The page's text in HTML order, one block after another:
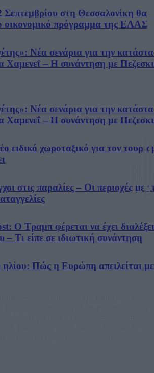
Σεπτεμβρίου στη Θεσσαλονίκη θα
οικονομικό πρόγραμμα της ΕΛΑΣ
Νέα σενάρια για την
Χαμενεΐ – Η συνάντηση με
Νέα σενάρια για την
Χαμενεΐ – Η συνάντηση με
ειδικό χωροταξικό για τον
στις παραλίες – Οι περιοχές με
Ο Τραμπ φέρεται να έχει διαλέξει
– Τι είπε σε ιδιωτική συνάντηση
ηλίου: Πώς η Ευρώπη απειλείται με